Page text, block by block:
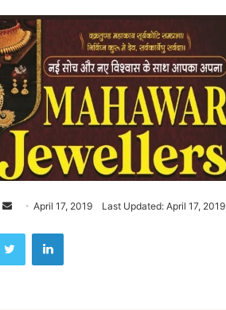
n
d
April 17, 2019 Last Updated: April 17, 2019